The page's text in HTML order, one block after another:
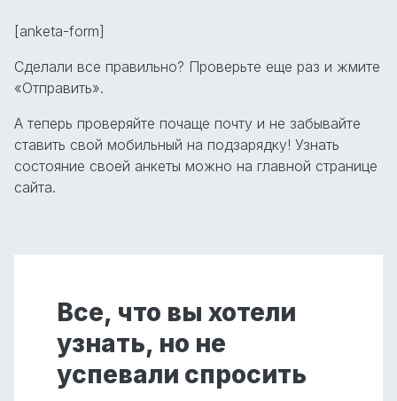
[anketa-form]
Сделали все правильно? Проверьте еще раз и жмите
«Отправить».
А теперь проверяйте почаще почту и не забывайте
ставить свой мобильный на подзарядку! Узнать
состояние своей анкеты можно на главной странице
сайта.
Все, что вы хотели
узнать, но не
успевали спросить